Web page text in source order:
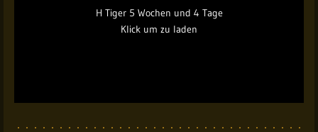
H Tiger 5 Wochen und 4 Tage
Klick um zu laden